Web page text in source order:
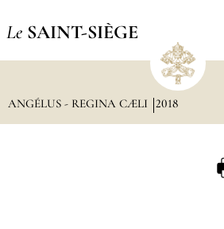
Le SAINT-SIÈGE
ANGÉLUS - REGINA CÆLI 2018